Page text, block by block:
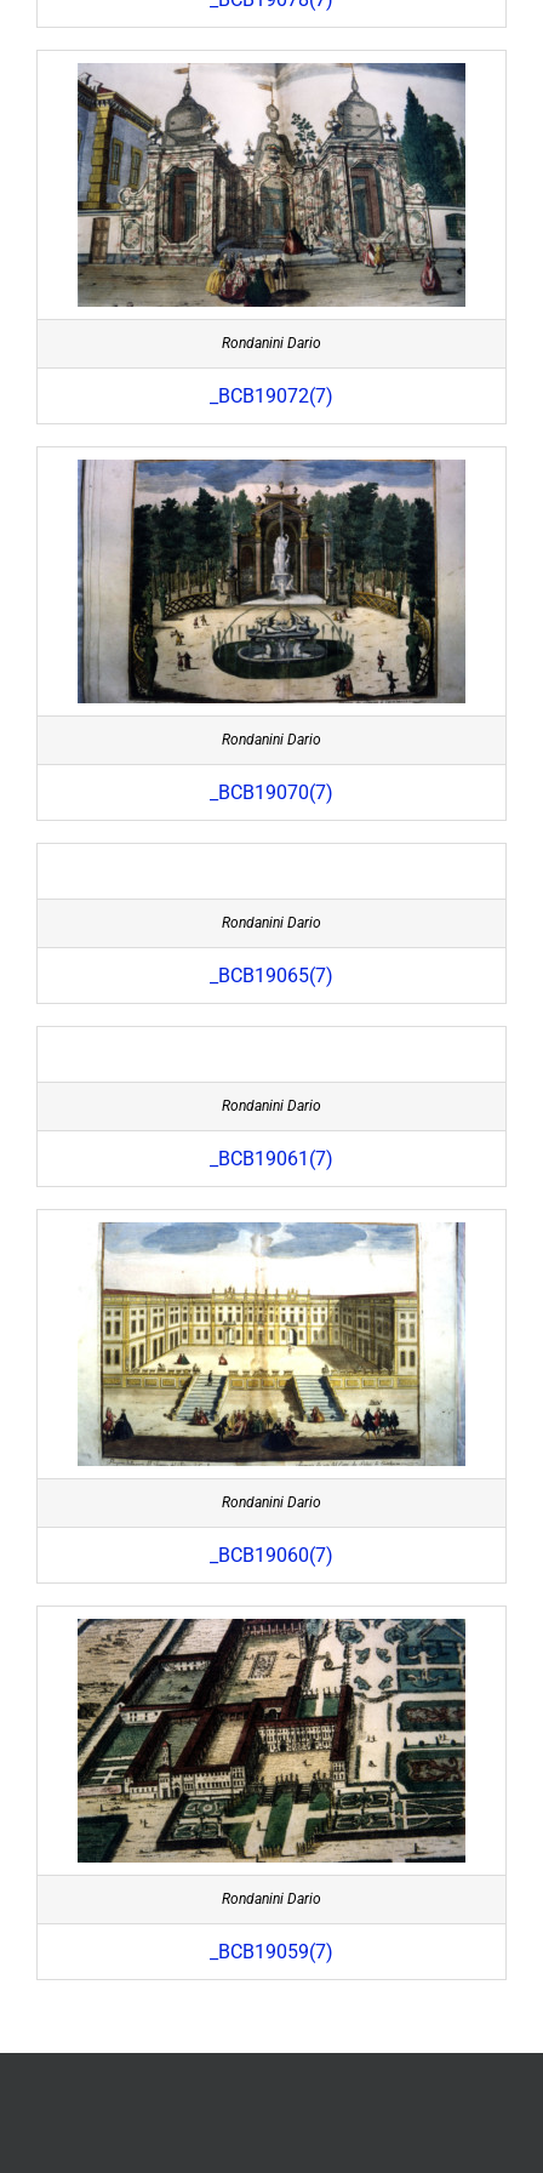
Rondanini Dario
_BCB19072(7)
Rondanini Dario
_BCB19070(7)
Rondanini Dario
_BCB19065(7)
Rondanini Dario
_BCB19061(7)
Rondanini Dario
_BCB19060(7)
Rondanini Dario
_BCB19059(7)